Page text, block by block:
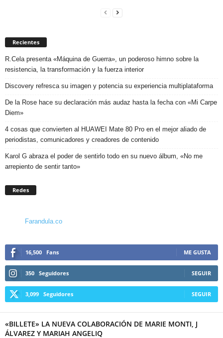
Recientes
R.Cela presenta «Máquina de Guerra», un poderoso himno sobre la
resistencia, la transformación y la fuerza interior
Discovery refresca su imagen y potencia su experiencia multiplataforma
De la Rose hace su declaración más audaz hasta la fecha con «Mi Carpe
Diem»
4 cosas que convierten al HUAWEI Mate 80 Pro en el mejor aliado de
periodistas, comunicadores y creadores de contenido
Karol G abraza el poder de sentirlo todo en su nuevo álbum, «No me
arrepiento de sentir tanto»
Redes
Farandula.co
16,500 Fans ME GUSTA
350 Seguidores SEGUIR
3,099 Seguidores SEGUIR
«BILLETE» LA NUEVA COLABORACIÓN DE MARIE MONTI, J
ÁLVAREZ Y MARIAH ANGELIQ